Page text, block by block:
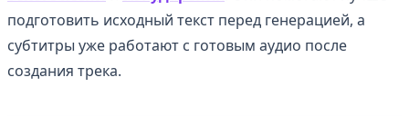
подготовить исходный текст перед генерацией, а
субтитры уже работают с готовым аудио после
создания трека.